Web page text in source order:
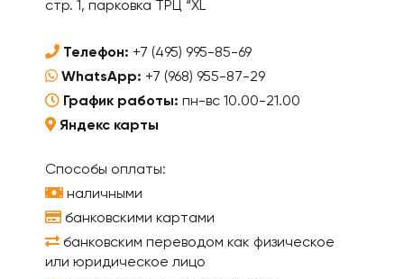
стр. 1, парковка ТРЦ “XL
Телефон: +7 (495) 995-85-69
WhatsApp: +7 (968) 955-87-29
График работы: пн-вс 10.00-21.00
Яндекс карты
Способы оплаты:
наличными
банковскими картами
банковским переводом как физическое
или юридическое лицо